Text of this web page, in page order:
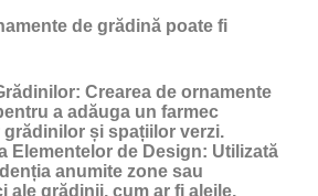
de grădină poate fi
Crearea de ornamente
a adăuga un farmec
și spațiilor verzi.
Elementelor de Design: Utilizată
anumite zone sau
ale grădinii, cum ar fi aleile,